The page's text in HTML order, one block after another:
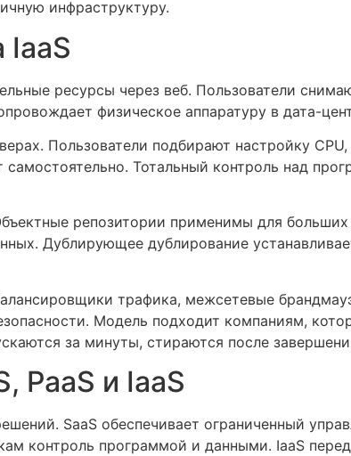
инфраструктуру.
IaaS
ресурсы через веб. Пользователи
физическое аппаратуру в дата-
Пользователи подбирают настройку
Тотальный контроль над
репозитории применимы для
Дублирующее дублирование
трафика, межсетевые
Модель подходит компаниям,
за минуты, стираются после
PaaS и IaaS
SaaS обеспечивает ограниченный
контроль программой и данными. IaaS